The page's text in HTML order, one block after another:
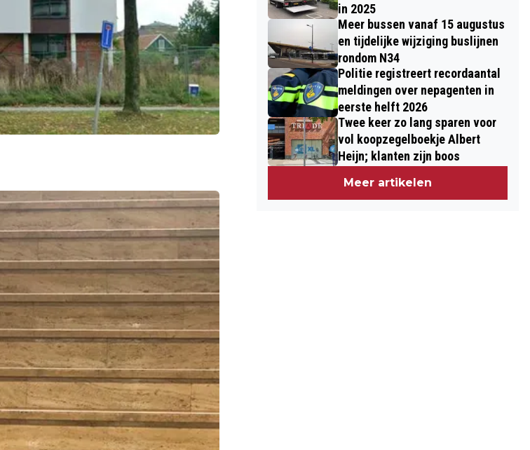
in 2025
Meer bussen vanaf 15 augustus
en tijdelijke wijziging buslijnen
rondom N34
Politie registreert recordaantal
meldingen over nepagenten in
eerste helft 2026
Twee keer zo lang sparen voor
vol koopzegelboekje Albert
Heijn; klanten zijn boos
Meer artikelen